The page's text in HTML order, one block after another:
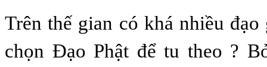
Trên thế gian có khá nhiều
chọn Đạo Phật để tu theo ?